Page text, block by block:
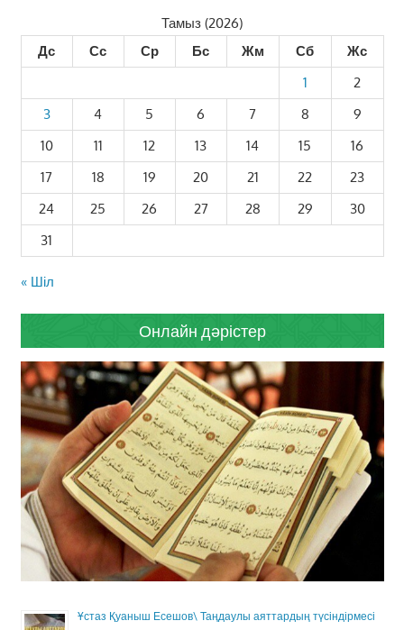
Тамыз (2026)
Дс
Сс Ср Бс Жм Сб
Жс
1
2
3
4 5 6 7 8
9
10
11 12 13 14 15
16
17
18 19 20 21 22
23
24
25 26 27 28 29
30
31
« Шіл
Онлайн дәрістер
Ұстаз Қуаныш Есешов\ Таңдаулы аяттардың түсіндірмесі